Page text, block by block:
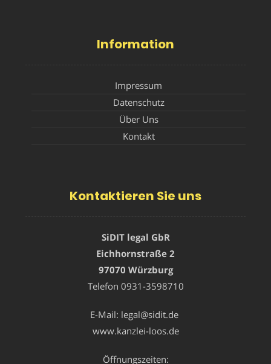
Information
Impressum
Datenschutz
Über Uns
Kontakt
Kontaktieren Sie uns
SiDIT legal GbR
Eichhornstraße 2
97070 Würzburg
Telefon 0931-3598710
E-Mail: legal@sidit.de
www.kanzlei-loos.de
Öffnungszeiten: